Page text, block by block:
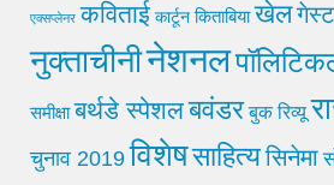
एक्सप्लेनर कविताई कार्टून किताबिया खेल
नुक्ताचीनीनेशनल
समीक्षा बर्थडे स्पेशलबवंडर बुक रिव्यू
चुनाव 2019 विशेषसाहित्यसिनेमा